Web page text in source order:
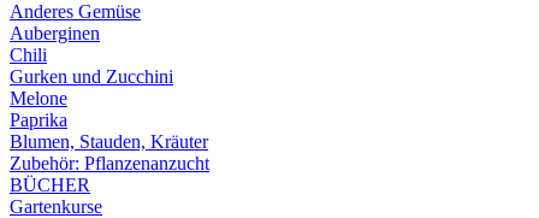
Anderes Gemüse
Auberginen
Chili
Gurken und Zucchini
Melone
Paprika
Blumen, Stauden, Kräuter
Zubehör: Pflanzenanzucht
BÜCHER
Gartenkurse